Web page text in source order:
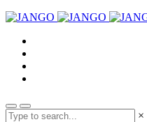
×